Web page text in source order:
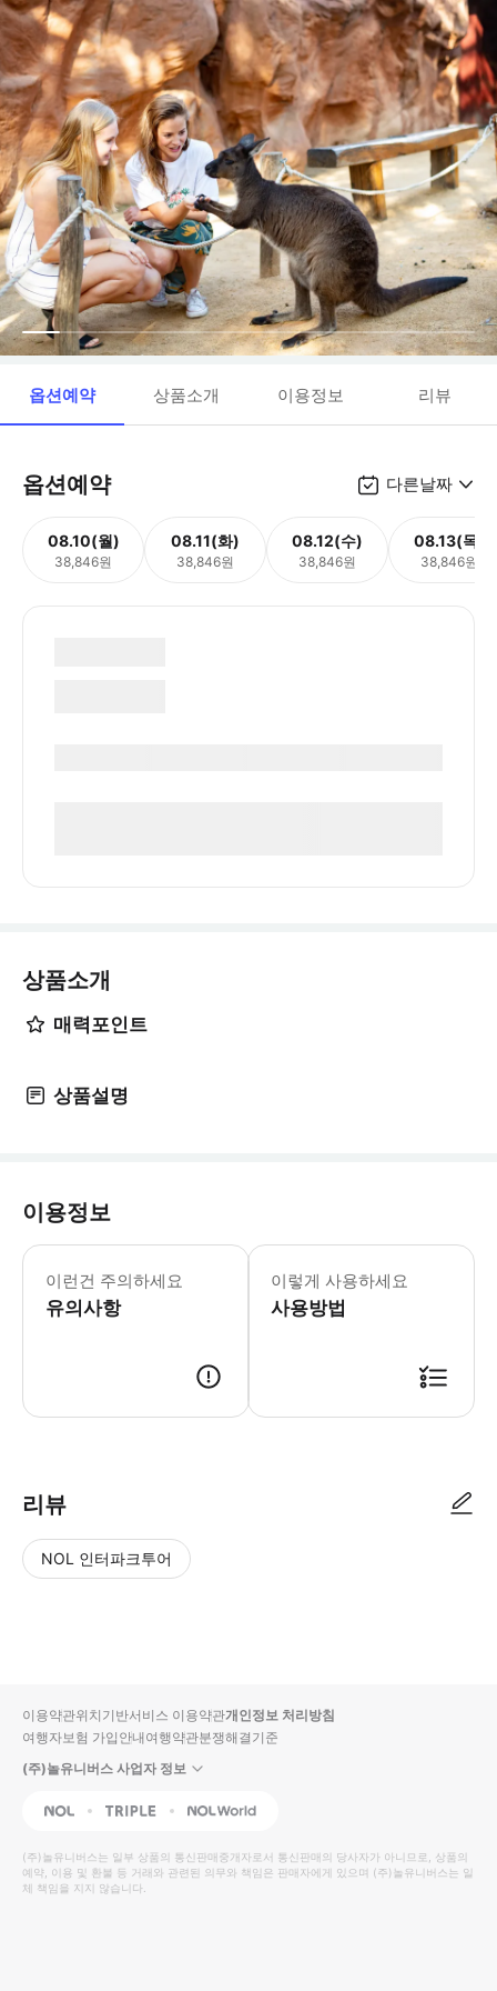
옵션예약 상품소개 이용정보 리뷰
옵션예약 다른날짜
08.10(월)
38,846원
08.11(화)
38,846원
08.12(수)
38,846원
08.13(목)
38,846원
상품소개
매력포인트
상품설명
이용정보
이런건 주의하세요
유의사항
어린이 규정 -2세 미만 아동은 무료
이렇게 사용하세요
사용방법
리뷰
NOL 인터파크투어
입니
다.
높
은
순
동
영
상
순
상
이용약관위치기반서비스 이용약관개인정보 처리방침
여행자보험 가입안내여행약관분쟁해결기준
(주)놀유니버스 사업자 정보
NOL Triple Interpark Global
(주)놀유니버스는 일부 상품의 통신판매중개자로서 통신판매의 당사자가 아니므로, 상품의
예약, 이용 및 환불 등 거래와 관련된 의무와 책임은 판매자에게 있으며 (주)놀유니버스는 일
체 책임을 지지 않습니다.